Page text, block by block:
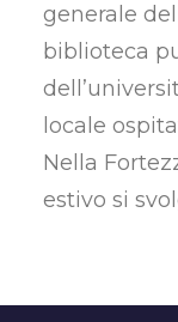
generale
biblioteca
locale
Nella
estivo si